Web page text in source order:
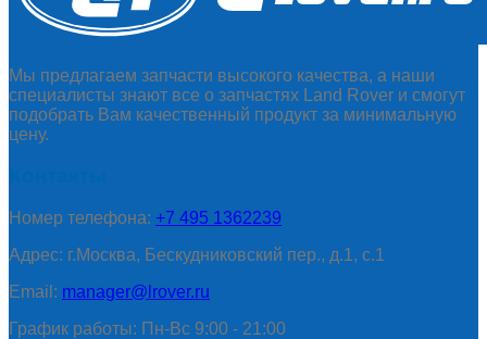
Мы предлагаем запчасти высокого качества, а наши
специалисты знают все о запчастях Land Rover и смогут
подобрать Вам качественный продукт за минимальную
цену.
Номер телефона: +7 495 1362239
Адрес: г.Москва, Бескудниковский пер., д.1, с.1
Email: manager@lrover.ru
График работы: Пн-Вс 9:00 - 21:00